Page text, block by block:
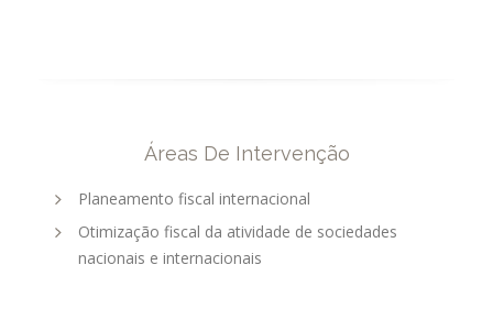
Áreas De Intervenção
Planeamento fiscal internacional
Otimização fiscal da atividade de sociedades
nacionais e internacionais